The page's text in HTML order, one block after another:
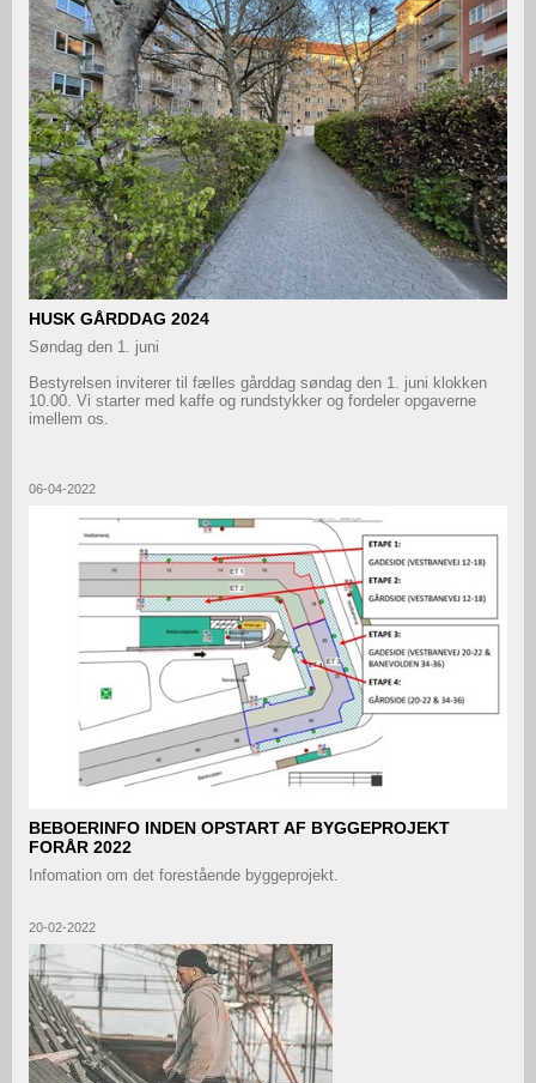
HUSK GÅRDDAG 2024
Søndag den 1. juni
Bestyrelsen inviterer til fælles gårddag søndag den 1. juni klokken
10.00. Vi starter med kaffe og rundstykker og fordeler opgaverne
imellem os.
06-04-2022
BEBOERINFO INDEN OPSTART AF BYGGEPROJEKT
FORÅR 2022
Infomation om det forestående byggeprojekt.
20-02-2022